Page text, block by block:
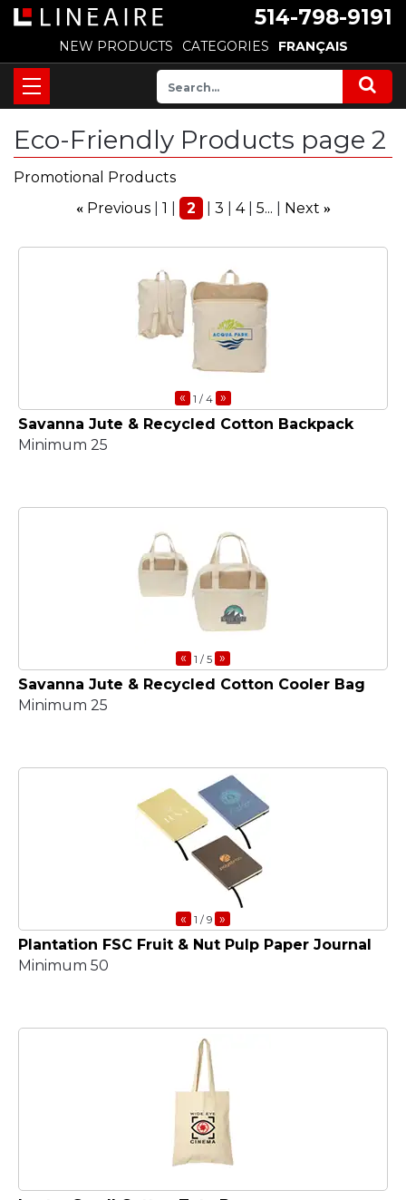
514-798-9191
NEW PRODUCTS CATEGORIES FRANÇAIS
Eco-Friendly Products page 2
Promotional Products
« Previous 1 2 3 4 5... Next »
« 1 / 4 »
Savanna Jute & Recycled Cotton Backpack
Minimum 25
« 1 / 5 »
Savanna Jute & Recycled Cotton Cooler Bag
Minimum 25
« 1 / 9 »
Plantation FSC Fruit & Nut Pulp Paper Journal
Minimum 50